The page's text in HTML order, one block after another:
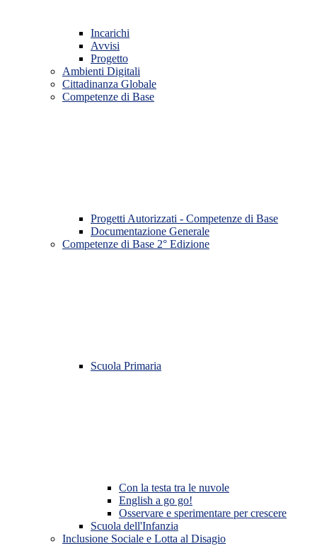
Incarichi
Avvisi
Progetto
Ambienti Digitali
Cittadinanza Globale
Competenze di Base
Progetti Autorizzati - Competenze di Base
Documentazione Generale
Competenze di Base 2° Edizione
Scuola Primaria
Con la testa tra le nuvole
English a go go!
Osservare e sperimentare per crescere
Scuola dell'Infanzia
Inclusione Sociale e Lotta al Disagio